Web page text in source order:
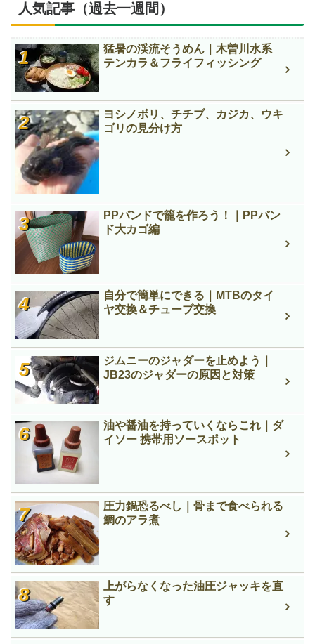
人気記事（過去一週間）
猛暑の渓流そうめん｜木曽川水系
テンカラ＆フライフィッシング
ヨシノボリ、チチブ、カジカ、ウキ
ゴリの見分け方
PPバンドで籠を作ろう！｜PPバン
ド大カゴ編
自分で簡単にできる｜MTBのタイ
ヤ交換＆チューブ交換
ジムニーのジャダーを止めよう｜
JB23のジャダーの原因と対策
油や醤油を持っていくならこれ｜ダ
イソー 携帯用ソースポット
圧力鍋恐るべし｜骨まで食べられる
鯛のアラ煮
上がらなくなった油圧ジャッキを直
す